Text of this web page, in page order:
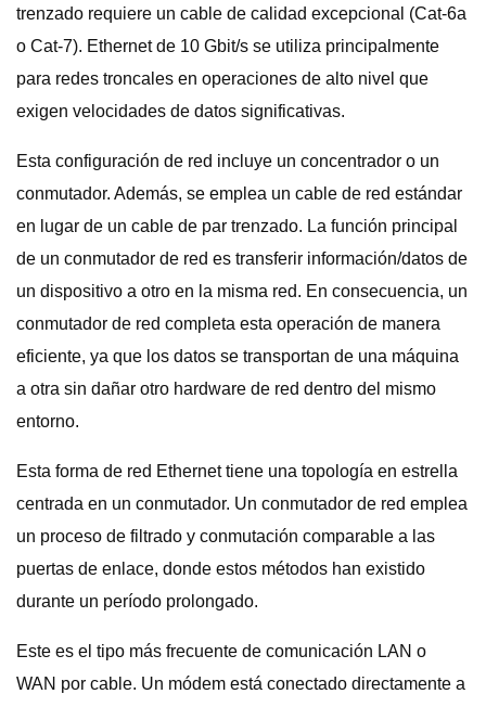
trenzado requiere un cable de calidad excepcional (Cat-6a
o Cat-7). Ethernet de 10 Gbit/s se utiliza principalmente
para redes troncales en operaciones de alto nivel que
exigen velocidades de datos significativas.
Esta configuración de red incluye un concentrador o un
conmutador. Además, se emplea un cable de red estándar
en lugar de un cable de par trenzado. La función principal
de un conmutador de red es transferir información/datos de
un dispositivo a otro en la misma red. En consecuencia, un
conmutador de red completa esta operación de manera
eficiente, ya que los datos se transportan de una máquina
a otra sin dañar otro hardware de red dentro del mismo
entorno.
Esta forma de red Ethernet tiene una topología en estrella
centrada en un conmutador. Un conmutador de red emplea
un proceso de filtrado y conmutación comparable a las
puertas de enlace, donde estos métodos han existido
durante un período prolongado.
Este es el tipo más frecuente de comunicación LAN o
WAN por cable. Un módem está conectado directamente a